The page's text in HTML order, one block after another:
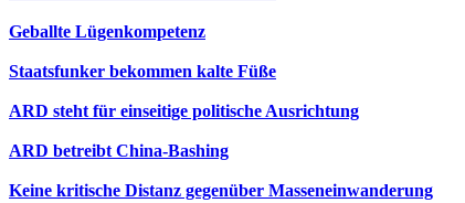
Geballte Lügenkompetenz
Staatsfunker bekommen kalte Füße
ARD steht für einseitige politische Ausrichtung
ARD betreibt China-Bashing
Keine kritische Distanz gegenüber Masseneinwanderung